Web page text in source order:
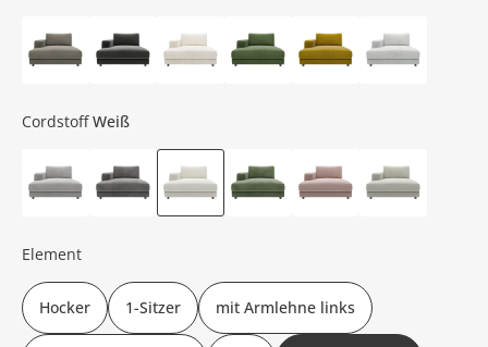
Cordstoff Weiß
Element
Hocker 1-Sitzer mit Armlehne links